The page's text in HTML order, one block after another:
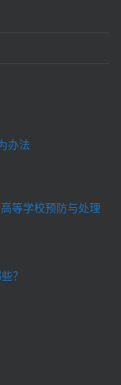
办法
等学校预防与处理
？